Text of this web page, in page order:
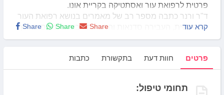
פרטית לרפואת עור ואסתטיקה בקריית אונו.
ד"ר ורנר כתבה מספר רב של מאמרים בנושא רפואת העור
האסתטית, העבירה סדנאות והרצאות רבות בכנסים בארץ
ובעולם.
Skin Care, edited by Shai, Maibach & Baran, by
Informa healthcare בנושא שימוש בבוטולינום טוקסין
(בוטוקס) וחומרי מילוי בתחום רפואת העור האסתטית.
2012-2007 שימשה כעורכת ראשית של כתב העת
Share Share Share קרא עוד
פרטים חוות דעת בתקשורת כתבות
תחומי טיפול: